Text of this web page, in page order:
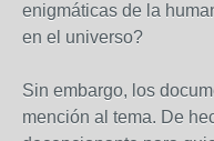
enigmáticas de la
en el universo?
Sin embargo, los
mención al tema. De